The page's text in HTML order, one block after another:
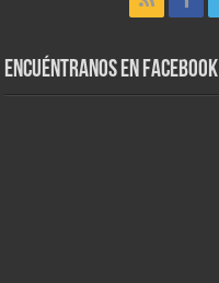
Encuéntranos en Facebook